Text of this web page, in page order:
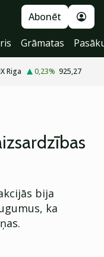
Abonēt
Grāmatas
Riga 0,23% 925,27
bija
ka